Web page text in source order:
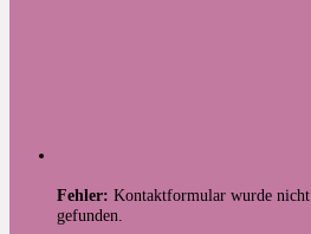
Fehler: Kontaktformular wurde nicht
gefunden.